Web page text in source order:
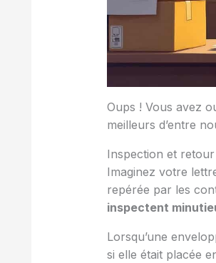
Oups ! Vous avez
meilleurs d’entre
Inspection et
Imaginez votre
repérée par les
inspectent
Lorsqu’une
si elle était placée